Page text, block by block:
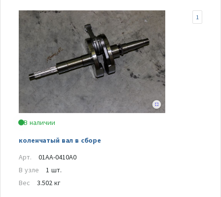
В наличии
коленчатый вал в сборе
1
Арт.
01AA-0410A0
В узле
1 шт.
Вес
3.502 кг